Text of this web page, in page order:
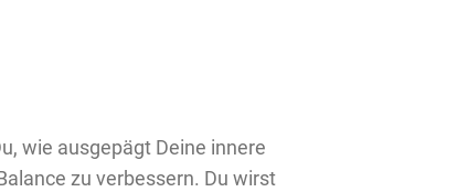
wie ausgepägt Deine innere
zu verbessern. Du wirst